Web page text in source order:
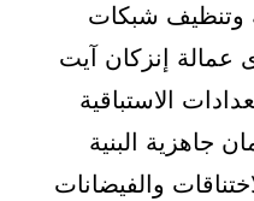
وتنظيف شبكات
عمالة إنزكان آيت
الاستباقية
جاهزية البنية
والفيضانات